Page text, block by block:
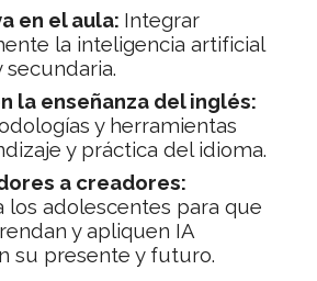
en el aula: Integrar
la inteligencia artificial
secundaria.
la enseñanza del inglés:
y herramientas
y práctica del idioma.
a creadores:
los adolescentes para que
y apliquen IA
su presente y futuro.